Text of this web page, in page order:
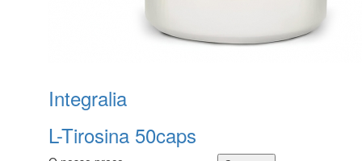
Integralia
L-Tirosina 50caps